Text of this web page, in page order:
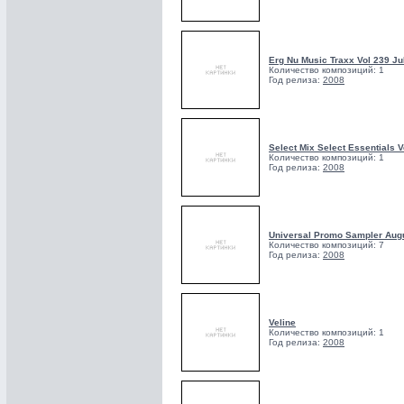
Erg Nu Music Traxx Vol 239
Количество композиций: 1
Год релиза: 2008
Select Mix Select Essentials
Количество композиций: 1
Год релиза: 2008
Universal Promo Sampler
Количество композиций: 7
Год релиза: 2008
Veline
Количество композиций: 1
Год релиза: 2008